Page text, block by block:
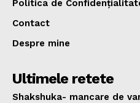
Politica de
Contact
Despre mine
Ultimele retete
Shakshuka- mancare de